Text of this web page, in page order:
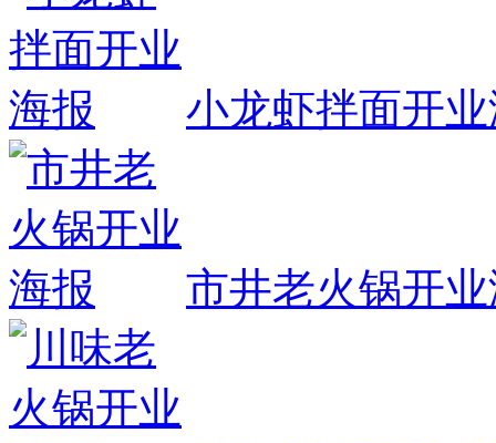
小龙虾拌面开
市井老火锅开